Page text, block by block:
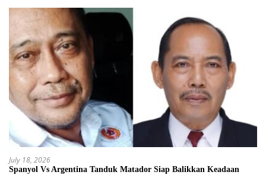
July 18, 2026
Spanyol Vs Argentina Tanduk Matador Siap Balikkan Keadaan